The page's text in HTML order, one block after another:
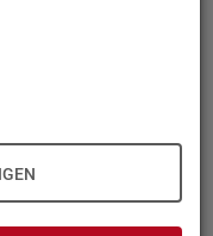
Kri­tik